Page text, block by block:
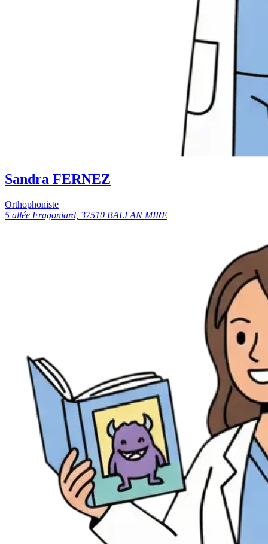
Sandra FERNEZ
Orthophoniste
5 allée Fragoniard, 37510 BALLAN MIRE